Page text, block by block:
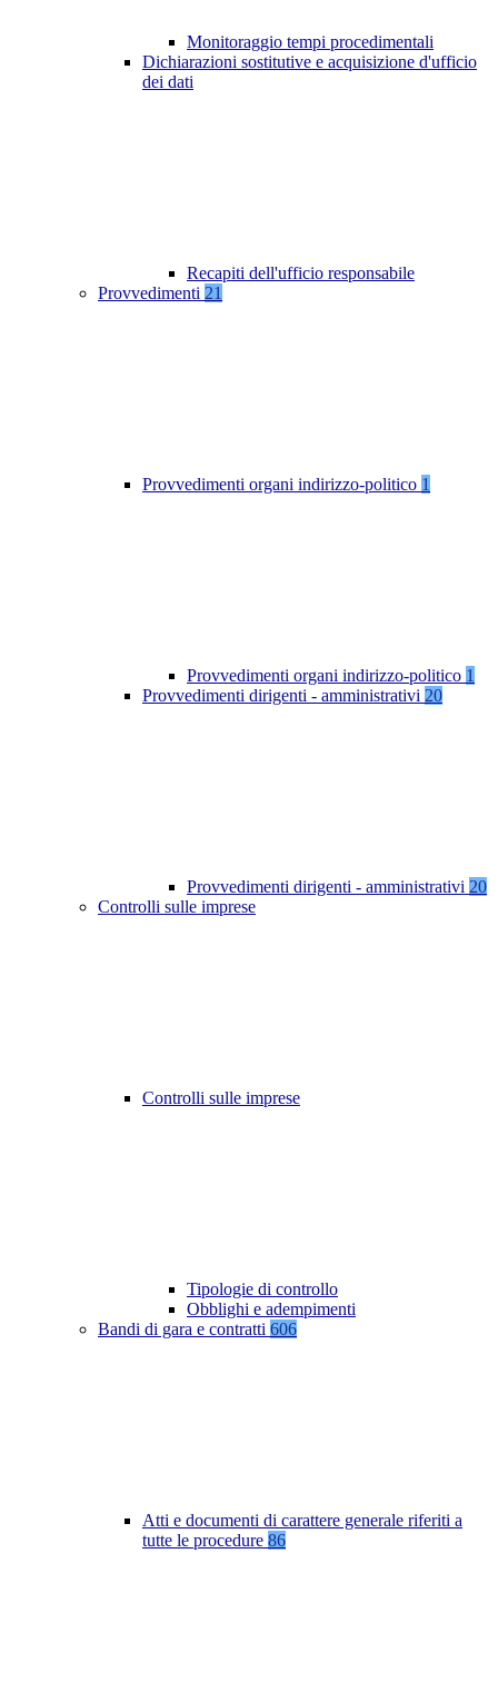
Monitoraggio tempi procedimentali
Dichiarazioni sostitutive e acquisizione d'ufficio
dei dati
Recapiti dell'ufficio responsabile
Provvedimenti 21
Provvedimenti organi indirizzo-politico 1
Provvedimenti organi indirizzo-politico 1
Provvedimenti dirigenti - amministrativi 20
Provvedimenti dirigenti - amministrativi 20
Controlli sulle imprese
Controlli sulle imprese
Tipologie di controllo
Obblighi e adempimenti
Bandi di gara e contratti 606
Atti e documenti di carattere generale riferiti a
tutte le procedure 86